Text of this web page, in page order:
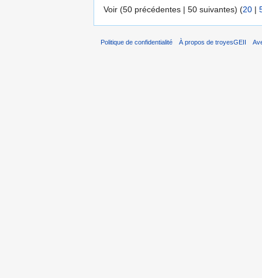
Voir (50 précédentes | 50 suivantes) (20 |
Politique de confidentialité À propos de troyesGEII